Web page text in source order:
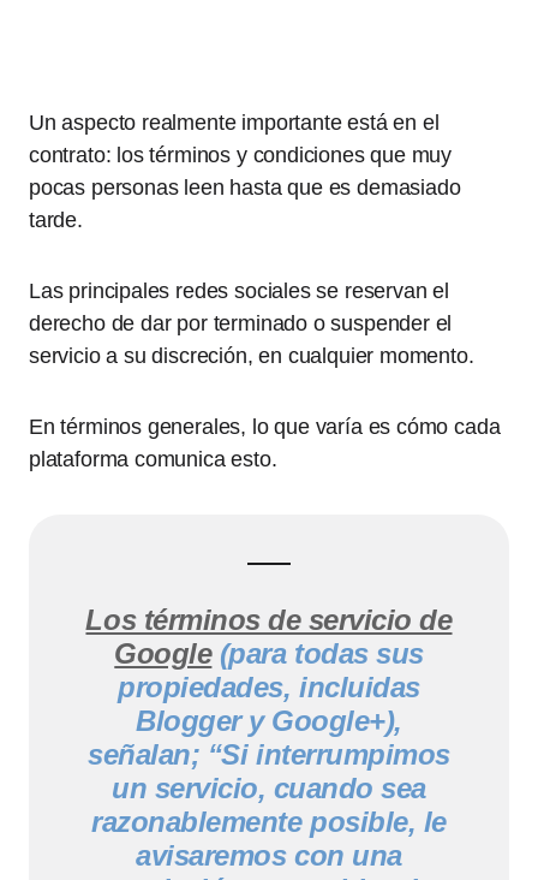
Un aspecto realmente importante está en el
contrato: los términos y condiciones que muy
pocas personas leen hasta que es demasiado
tarde.
Las principales redes sociales se reservan el
derecho de dar por terminado o suspender el
servicio a su discreción, en cualquier momento.
En términos generales, lo que varía es cómo cada
plataforma comunica esto.
Los términos de servicio de
Google(para todas sus
propiedades, incluidas
Blogger y Google+),
señalan; “Si interrumpimos
un servicio, cuando sea
razonablemente posible, le
avisaremos con una